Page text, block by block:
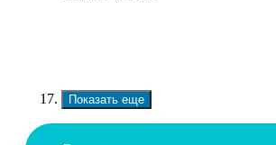
Показать еще